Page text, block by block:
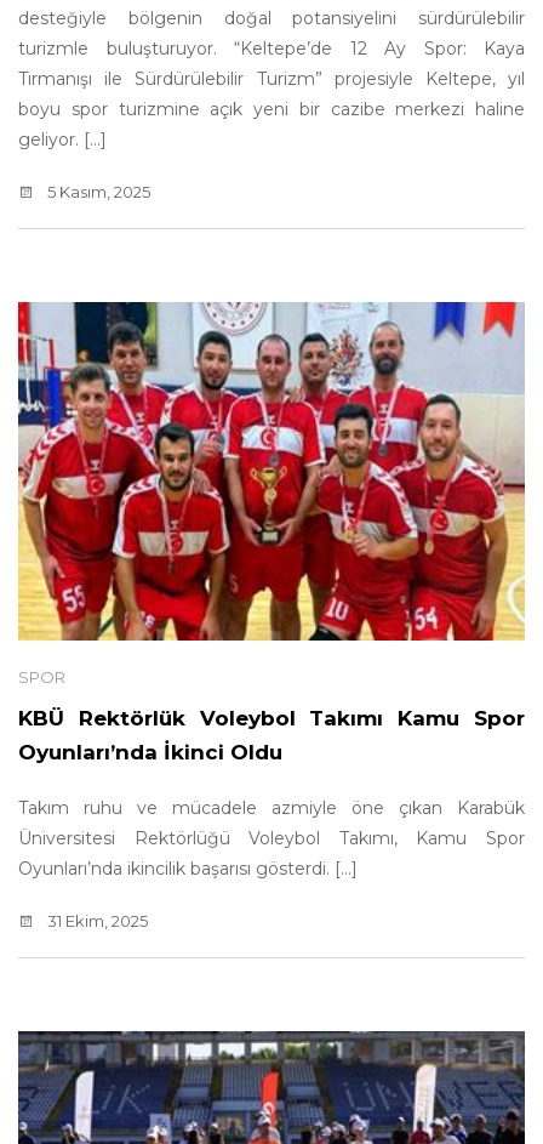
desteğiyle bölgenin doğal potansiyelini sürdürülebilir
turizmle buluşturuyor. “Keltepe’de 12 Ay Spor: Kaya
Tırmanışı ile Sürdürülebilir Turizm” projesiyle Keltepe, yıl
boyu spor turizmine açık yeni bir cazibe merkezi haline
geliyor. [...]
5 Kasım, 2025
SPOR
KBÜ Rektörlük Voleybol Takımı Kamu Spor
Oyunları’nda İkinci Oldu
Takım ruhu ve mücadele azmiyle öne çıkan Karabük
Üniversitesi Rektörlüğü Voleybol Takımı, Kamu Spor
Oyunları’nda ikincilik başarısı gösterdi. [...]
31 Ekim, 2025